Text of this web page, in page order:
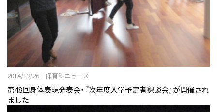
2014/12/26 保育科ニュース
第48回身体表現発表会・『次年度入学予定者懇談会』が開催され
ました
施設
付属幼稚園
継続サポート
伝統と継承
学びの概要
資格・免許&就職・進学実績